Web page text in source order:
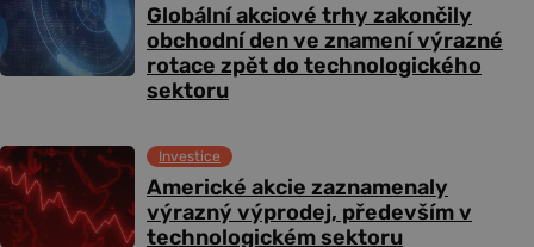
Globální akciové trhy zakončily
obchodní den ve znamení výrazné
rotace zpět do technologického
sektoru
Americké akcie zaznamenaly
výrazný výprodej, především v
technologickém sektoru
Investice